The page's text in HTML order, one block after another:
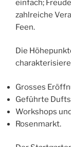
einfach;
zahlreiche
Feen.
Die
Grosses
Geführte
Workshops
Rosenmarkt.